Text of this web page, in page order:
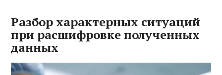
Разбор характерных ситуаций
при расшифровке полученных
данных